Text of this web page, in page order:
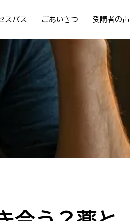
スパス ごあいさつ 受講者の声